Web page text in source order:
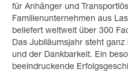
für Anhänger und
Familienunternehmen aus
beliefert weltweit über 300
Das Jubiläumsjahr steht
und der Dankbarkeit. Ein
beeindruckende